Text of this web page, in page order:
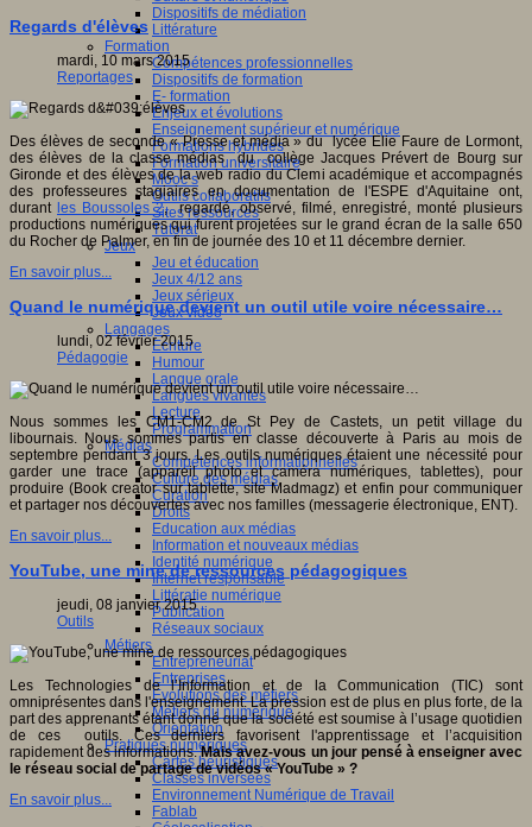
Dispositifs de médiation
Littérature
Formation
Compétences professionnelles
Dispositifs de formation
E- formation
Enjeux et évolutions
Enseignement supérieur et numérique
Formations hybrides
Formation universitaire
Mooc’s
Outils collaboratifs
Sites ressources
Tutorat
Jeux
Jeu et éducation
Jeux 4/12 ans
Jeux sérieux
Jeux vidéo
Langages
Ecriture
Humour
Langue orale
Langues vivantes
Lecture
Programmation
Médias
Compétences informationnelles
Culture des médias
Curation
Droits
Education aux médias
Information et nouveaux médias
Identité numérique
Internet responsable
Littératie numérique
Publication
Réseaux sociaux
Métiers
Entrepreneuriat
Entreprises
Evolutions des métiers
Métiers du numérique
Orientation
Pratiques numériques
Cartes heuristiques
Classes inversées
Environnement Numérique de Travail
Fablab
Regards d'élèves
mardi, 10 mars 2015
Reportages
Des élèves de seconde « Presse et média » du lycée Elie Faure de Lormont,
des élèves de la classe médias du collège Jacques Prévert de Bourg sur
Gironde et des élèves de la web radio du Clemi académique et accompagnés
des professeures stagiaires en documentation de l'ESPE d'Aquitaine ont,
durant les Boussoles 2, regardé, observé, filmé, enregistré, monté plusieurs
productions numériques qui furent projetées sur le grand écran de la salle 650
du Rocher de Palmer, en fin de journée des 10 et 11 décembre dernier.
En savoir plus...
Quand le numérique devient un outil utile voire nécessaire…
lundi, 02 février 2015
Pédagogie
Nous sommes les CM1-CM2 de St Pey de Castets, un petit village du
libournais. Nous sommes partis en classe découverte à Paris au mois de
septembre pendant 3 jours. Les outils numériques étaient une nécessité pour
garder une trace (appareil photo et caméra numériques, tablettes), pour
produire (Book creator sur tablette, site Madmagz) et enfin pour communiquer
et partager nos découvertes avec nos familles (messagerie électronique, ENT).
En savoir plus...
YouTube, une mine de ressources pédagogiques
jeudi, 08 janvier 2015
Outils
Les Technologies de l’Information et de la Communication (TIC) sont
omniprésentes dans l'enseignement. La pression est de plus en plus forte, de la
part des apprenants étant donné que la société est soumise à l’usage quotidien
de ces outils. Ces derniers favorisent l'apprentissage et l’acquisition
rapidement des informations.Mais avez-vous un jour pensé à enseigner avec
le réseau social de partage de vidéos « YouTube » ?
En savoir plus...